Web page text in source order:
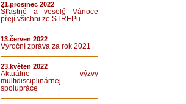
21.prosinec 2022
Šťastné a veselé Vánoce
přejí všichni ze STŘEPu
13.červen 2022
Výroční zpráva za rok 2021
23.květen 2022
Aktuálne výzvy
multidisciplinárnej
spolupráce